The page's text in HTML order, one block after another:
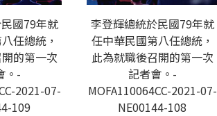
國79年就
任總統，
的第一次
。-
2021-07-
109
李登輝總統於民國79年就
任中華民國第八任總統，
此為就職後召開的第一次
記者會。-
MOFA110064CC-2021-07-
NE00144-108